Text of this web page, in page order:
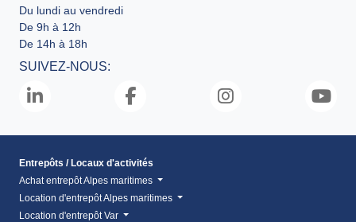
Du lundi au vendredi
De 9h à 12h
De 14h à 18h
SUIVEZ-NOUS:
Entrepôts / Locaux d'activités
Achat entrepôt Alpes maritimes
Location d'entrepôt Alpes maritimes
Location d'entrepôt Var